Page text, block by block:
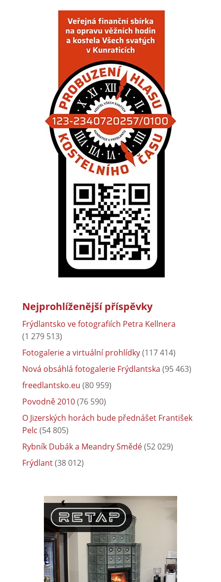
Nejprohlíženější příspěvky
Frýdlantsko ve fotografiích Petra Kellnera
(1 279 513)
Fotogalerie a virtuální prohlídky(117 414)
Nová obsáhlá fotogalerie Frýdlantska (95 463)
freedlantsko.eu (80 959)
Povodně 2010(76 590)
O Jizerských horách bude přednášet František
Pelc (54 805)
Rybník Dubák a Meandry Smědé(52 029)
Frýdlant(38 012)